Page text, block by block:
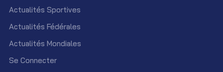
Actualités Sportives
Actualités Fédérales
Actualités Mondiales
Se Connecter